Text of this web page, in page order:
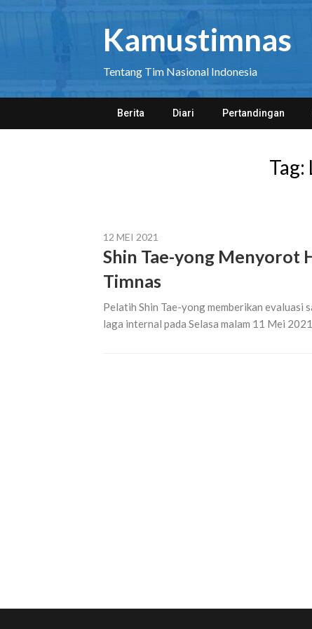
Kamustimnas
Tentang Tim Nasional Indonesia
Berita Diari Pertandingan
Tag:
12 MEI 2021
Shin Tae-yong Menyorot
Timnas
Pelatih Shin Tae-yong memberikan evaluasi
laga internal pada Selasa malam 11 Mei